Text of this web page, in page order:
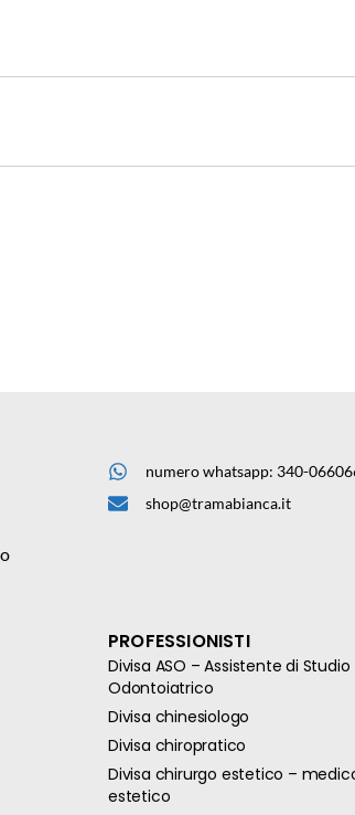
numero whatsapp: 340-
shop@tramabianca.it
PROFESSIONISTI
Divisa ASO – Assistente di Studio
Odontoiatrico
Divisa chinesiologo
Divisa chiropratico
Divisa chirurgo estetico –
estetico